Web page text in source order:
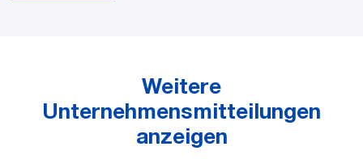
Weitere
Unternehmensmitteilungen
anzeigen